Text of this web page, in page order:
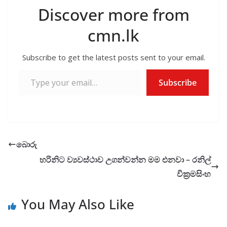
Discover more from
cmn.lk
Subscribe to get the latest posts sent to your email.
Subscribe
බොරු
හරිනිට ව්‍යවස්ථාව උගන්වන්න මම එනවා – රනිල්
වික්‍රමසිංහ
You May Also Like